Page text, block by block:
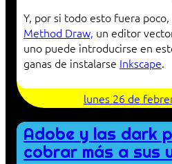
Y, por si todo esto fuera
Method Draw, un editor
uno puede introducirse en
ganas de instalarse Inkscape.
lunes 26 de
Adobe y las dark
cobrar más a sus